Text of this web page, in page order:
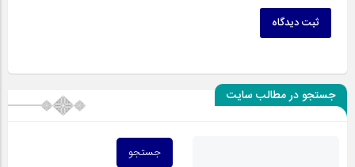
ثبت دیدگاه
جستجو در مطالب سایت